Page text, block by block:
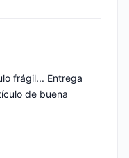
frágil... Entrega
de buena